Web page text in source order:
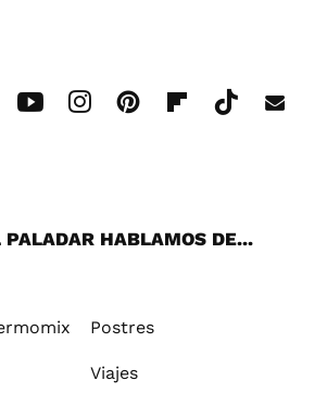
PALADAR HABLAMOS DE...
Postres
Viajes